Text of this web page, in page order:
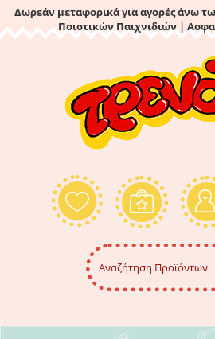
Δωρεάν μεταφορικά για αγορές άνω
Ποιοτικών Παιχνιδιών |